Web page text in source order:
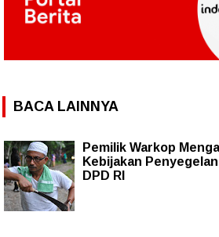
BACA LAINNYA
Pemilik Warkop
Kebijakan
DPD RI